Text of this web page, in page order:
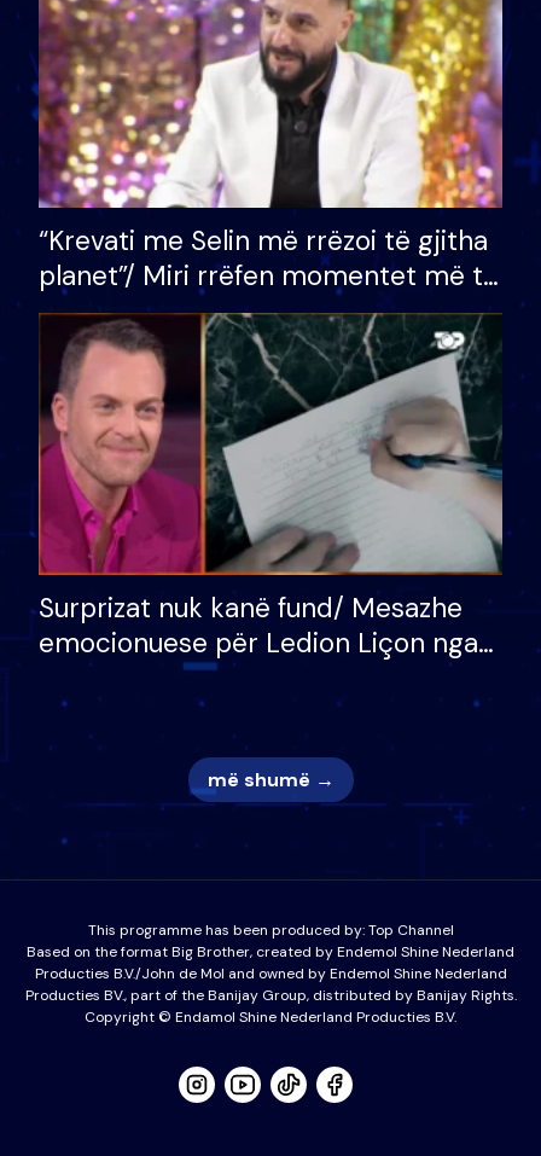
“Krevati me Selin më rrëzoi të gjitha
planet”/ Miri rrëfen momentet më të
bukura në shtëpinë e BB VIP: Do më
mungojë zilja e mëngjesit kur…
Surprizat nuk kanë fund/ Mesazhe
emocionuese për Ledion Liçon nga
nëna dhe fëmijët e tij, moderatori
nuk i mban dot lotët: Nuk meritoj…
më shumë →
This programme has been produced by:Top Channel
Based on the format Big Brother, created by Endemol Shine Nederland
Producties B.V./John de Mol and owned by Endemol Shine Nederland
Producties BV., part of the Banijay Group, distributed by Banijay Rights.
Copyright © Endamol Shine Nederland Producties B.V.